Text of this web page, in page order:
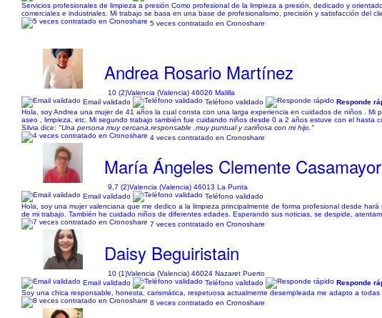
Servicios profesionales de limpieza a presión Como profesional de la limpieza a presión, dedicado y
comerciales e industriales. Mi trabajo se basa en una base de profesionalismo, precisión y satisfacción del
5 veces contratado en Cronoshare
Andrea Rosario Martínez
10 (2)Valencia (Valencia) 46026 Malilla
Email validado
Teléfono validado
Responde
Hola, soy Andrea una mujer de 41 años la cual consta con una larga experiencia en cuidados de niños .
aseo , limpieza, etc. Mi segundo trabajo también fue cuidando niños desde 0 a 2 años estuve con el hasta
Silvia dice: "Una persona muy cercana,responsable ,muy puntual y cariñosa con mi hijo."
4 veces contratado en Cronoshare
María Ángeles Clemente Casamayor
9,7 (2)Valencia (Valencia) 46013 La Punta
Email validado
Teléfono validado
Hola, soy una mujer valenciana que me dedico a la limpieza principalmente de forma profesional desde
de mi trabajo. También he cuidado niños de diferentes edades. Esperando sus noticias, se despide,
7 veces contratado en Cronoshare
Daisy Beguiristain
10 (1)Valencia (Valencia) 46024 Nazaret Puerto
Email validado
Teléfono validado
Responde
Soy una chica responsable, honesta, carismática, respetuosa actualmente desempleada me adapto a
8 veces contratado en Cronoshare